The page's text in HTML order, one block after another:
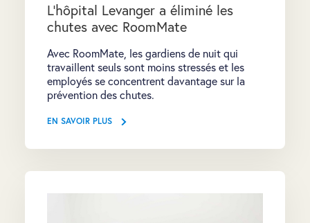
L'hôpital Levanger a éliminé les
chutes avec RoomMate
Avec RoomMate, les gardiens de nuit qui
travaillent seuls sont moins stressés et les
employés se concentrent davantage sur la
prévention des chutes.
EN SAVOIR PLUS